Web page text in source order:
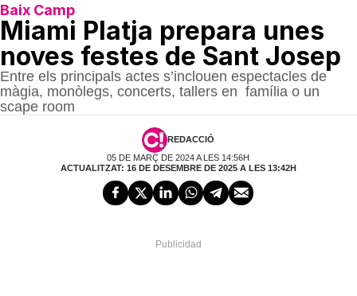
Baix Camp
Miami Platja prepara unes
noves festes de Sant Josep
Entre els principals actes s’inclouen espectacles de
màgia, monòlegs, concerts, tallers en família o un
scape room
REDACCIÓ
05 DE MARÇ DE 2024 A LES 14:56H
ACTUALITZAT: 16 DE DESEMBRE DE 2025 A LES 13:42H